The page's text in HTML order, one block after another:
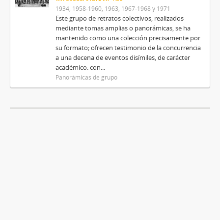
1934, 1958-1960, 1963, 1967-1968 y 1971
Este grupo de retratos colectivos, realizados
mediante tomas amplias o panorámicas, se ha
mantenido como una colección precisamente por
su formato; ofrecen testimonio de la concurrencia
a una decena de eventos disímiles, de carácter
académico: con...
Panorámicas de grupo